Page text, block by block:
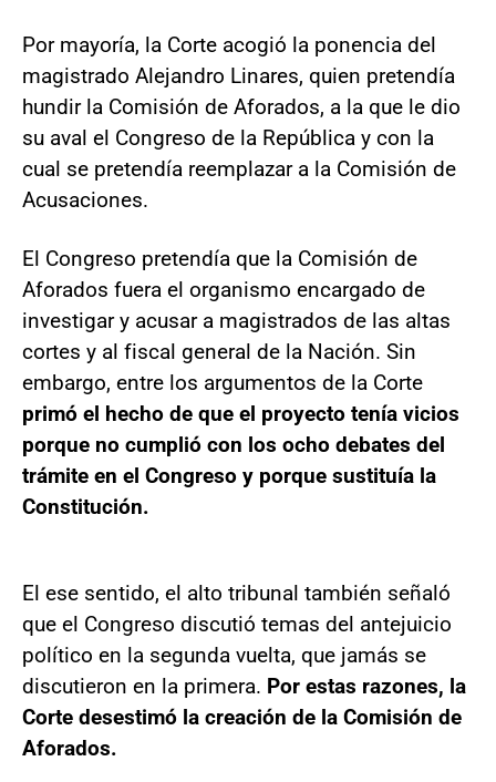
Por mayoría, la Corte acogió la ponencia del
magistrado Alejandro Linares, quien pretendía
hundir la Comisión de Aforados, a la que le dio
su aval el Congreso de la República y con la
cual se pretendía reemplazar a la Comisión de
Acusaciones.
El Congreso pretendía que la Comisión de
Aforados fuera el organismo encargado de
investigar y acusar a magistrados de las altas
cortes y al fiscal general de la Nación. Sin
embargo, entre los argumentos de la Corte
primó el hecho de que el proyecto tenía vicios
porque no cumplió con los ocho debates del
trámite en el Congreso y porque sustituía la
Constitución.
El ese sentido, el alto tribunal también señaló
que el Congreso discutió temas del antejuicio
político en la segunda vuelta, que jamás se
discutieron en la primera. Por estas razones, la
Corte desestimó la creación de la Comisión de
Aforados.